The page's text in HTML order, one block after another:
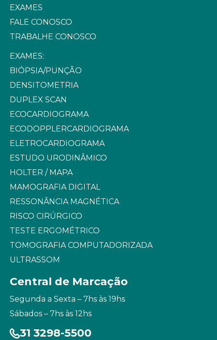
EXAMES
FALE CONOSCO
TRABALHE CONOSCO
EXAMES:
BIÓPSIA/PUNÇÃO
DENSITOMETRIA
DUPLEX SCAN
ECOCARDIOGRAMA
ECODOPPLERCARDIOGRAMA
ELETROCARDIOGRAMA
ESTUDO URODINÂMICO
HOLTER / MAPA
MAMOGRAFIA DIGITAL
RESSONÂNCIA MAGNÉTICA
RISCO CIRÚRGICO
TESTE ERGOMÉTRICO
TOMOGRAFIA COMPUTADORIZADA
ULTRASSOM
Central de Marcação
Segunda a Sexta – 7hs às 19hs
Sábados – 7hs às 12hs
31 3298-5500